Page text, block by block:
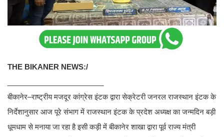
THE BIKANER NEWS:/
बीकानेर–राष्ट्रीय मजदूर कांग्रेस इंटक द्वारा सेक्रेटरी जनरल राजस्थान इंटक के
निर्देशानुसार आज पूरे संभाग में राजस्थान इंटक के प्रदेश अध्यक्ष का जन्मदिन बड़ी
धूमधाम से मनाया जा रहा है इसी कड़ी में बीकानेर शाखा द्वारा पूर्व राज्य मंत्री